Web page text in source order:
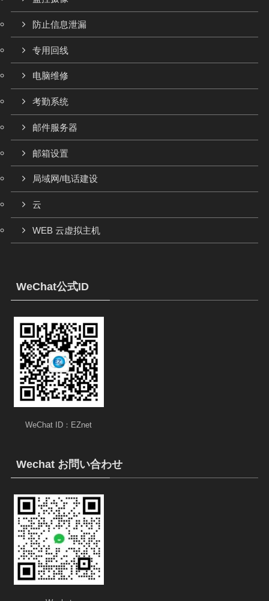
防止信息泄漏
专用回线
电脑维修
考勤系统
邮件服务器
邮箱设置
局域网/电话建设
云
WEB 云虚拟主机
WeChat公式ID
WeChat ID：EZnet
Wechat お問い合わせ